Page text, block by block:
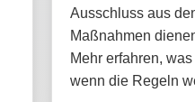
Ausschluss aus
Maßnahmen
Mehr erfahren,
wenn die Regeln